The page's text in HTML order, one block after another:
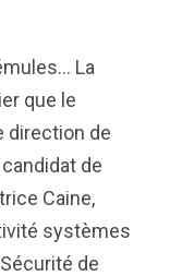
La
que le
direction de
de
Caine,
systèmes
de